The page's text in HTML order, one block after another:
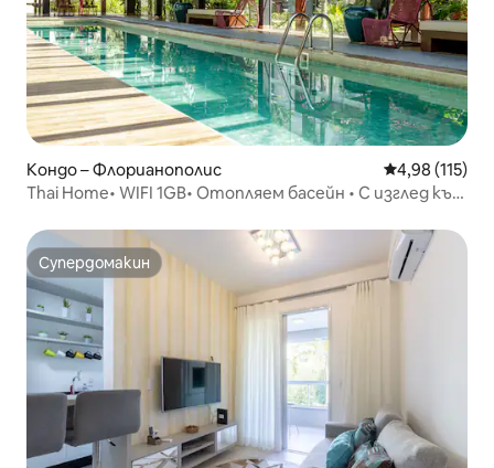
Кондо – Флорианополис Средна
4,98 (115)
Thai Home• WIFI 1GB• Отопляем басейн • С изглед към
Супердомакин
Супердомакин